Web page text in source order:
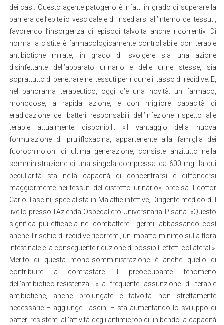
dei casi. Questo agente patogeno è infatti in grado di superare la
barriera dell’epitelio vescicale e di insediarsi all’interno dei tessuti,
favorendo l’insorgenza di episodi talvolta anche ricorrenti». Di
norma la cistite è farmacologicamente controllabile con terapie
antibiotiche mirate, in grado di svolgere sia una azione
disinfettante dell’apparato urinario e delle urine stesse, sia
soprattutto di penetrare nei tessuti per ridurre il tasso di recidive. E,
nel panorama terapeutico, oggi c’è una novità: un farmaco,
monodose, a rapida azione, e con migliore capacità di
eradicazione dei batteri responsabili dell’infezione rispetto alle
terapie attualmente disponibili. «Il vantaggio della nuova
formulazione di prulifloxacina, appartenente alla famiglia dei
fuorochinoloni di ultima generazione, consiste anzitutto nella
somministrazione di una singola compressa da 600 mg, la cui
peculiarità sta nella capacità di concentrarsi e diffondersi
maggiormente nei tessuti del distretto urinario», precisa il dottor
Carlo Tascini, specialista in Malattie infettive, Dirigente medico di I
livello presso l’Azienda Ospedaliero Universitaria Pisana. «Questo
significa più efficacia nel combattere i germi, abbassando così
anche il rischio di recidive ricorrenti, un impatto minimo sulla flora
intestinale e la conseguente riduzione di possibili effetti collaterali».
Merito di questa mono-somministrazione è anche quello di
contribuire a contrastare il preoccupante fenomeno
dell’antibiotico-resistenza. «La frequente assunzione di terapie
antibiotiche, anche prolungate e talvolta non strettamente
necessarie – aggiunge Tascini – sta aumentando lo sviluppo di
batteri resistenti all’attività degli antimicrobici, inibendo la capacità